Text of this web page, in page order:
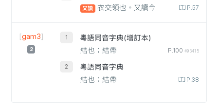
又讀 衣交領也。又讀今 P.57
[gam3]
2
粵語同音字典(增訂本)
結也；結帶
P.100 #03415
粵語同音字典
結也；結帶
P.38